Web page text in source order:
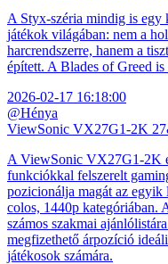
A Styx-széria mindig is egy
játékok világában: nem a
harcrendszerre, hanem a
épített. A Blades of Greed
2026-02-17 16:18:00
@Hénya
ViewSonic VX27G1-2K
A ViewSonic VX27G1-2K
funkciókkal felszerelt
pozicionálja magát az egyik
colos, 1440p kategóriában.
számos szakmai
megfizethető árpozíció
játékosok számára.